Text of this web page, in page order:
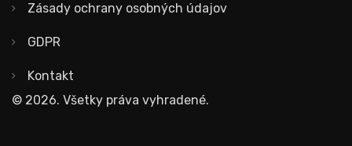
Zásady ochrany osobných údajov
GDPR
Kontakt
© 2026. Všetky práva vyhradené.